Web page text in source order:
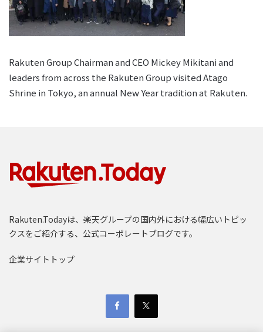
Rakuten Group Chairman and CEO Mickey Mikitani and
leaders from across the Rakuten Group visited Atago
Shrine in Tokyo, an annual New Year tradition at Rakuten.
Rakuten.Todayは、楽天グループの国内外における幅広いトピッ
クスをご紹介する、公式コーポレートブログです。
企業サイトトップ